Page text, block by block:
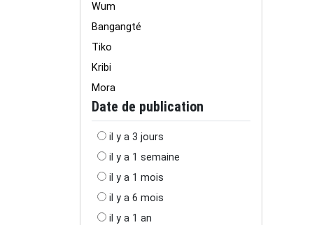
Wum
Bangangté
Tiko
Kribi
Mora
Date de publication
il y a 3 jours
il y a 1 semaine
il y a 1 mois
il y a 6 mois
il y a 1 an